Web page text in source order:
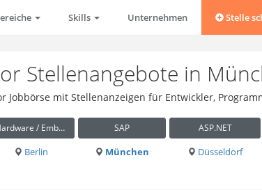
Skills Unternehmen Stelle
Stellenangebote in
Jobbörse mit Stellenanzeigen für Entwickler,
Hardware / Embedded SAP ASP.NET
Berlin München Düsseldorf